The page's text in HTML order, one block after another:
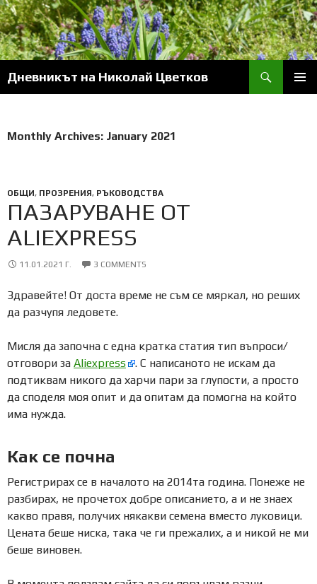
Skip
to
content
Дневникът на Николай Цветков
Monthly Archives: January 2021
ОБЩИ, ПРОЗРЕНИЯ, РЪКОВОДСТВА
ПАЗАРУВАНЕ ОТ
ALIEXPRESS
11.01.2021 Г. 3 COMMENTS
Здравейте! От доста време не съм се мяркал, но реших
да разчупя ледовете.
Мисля да започна с една кратка статия тип въпроси/
отговори за Aliexpress
. С написаното не искам да
подтиквам никого да харчи пари за глупости, а просто
да споделя моя опит и да опитам да помогна на който
има нужда.
Как се почна
Регистрирах се в началото на 2014та година. Понеже не
разбирах, не прочетох добре описанието, а и не знаех
какво правя, получих някакви семена вместо луковици.
Цената беше ниска, така че ги прежалих, а и никой не ми
беше виновен.